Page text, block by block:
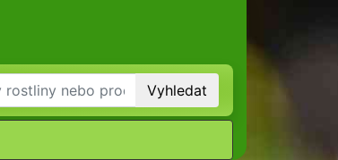
Vyhledat